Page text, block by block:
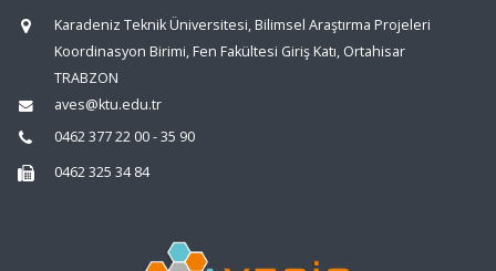
Karadeniz Teknik Üniversitesi, Bilimsel Araştırma Projeleri
Koordinasyon Birimi, Fen Fakültesi Giriş Katı, Ortahisar
TRABZON
aves@ktu.edu.tr
0462 377 22 00 - 35 90
0462 325 34 84